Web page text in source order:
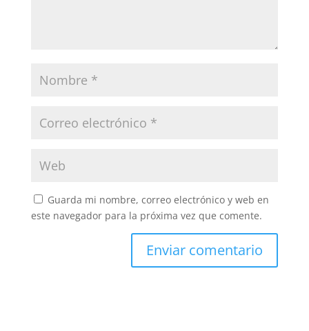
Guarda mi nombre, correo electrónico y web en
este navegador para la próxima vez que comente.